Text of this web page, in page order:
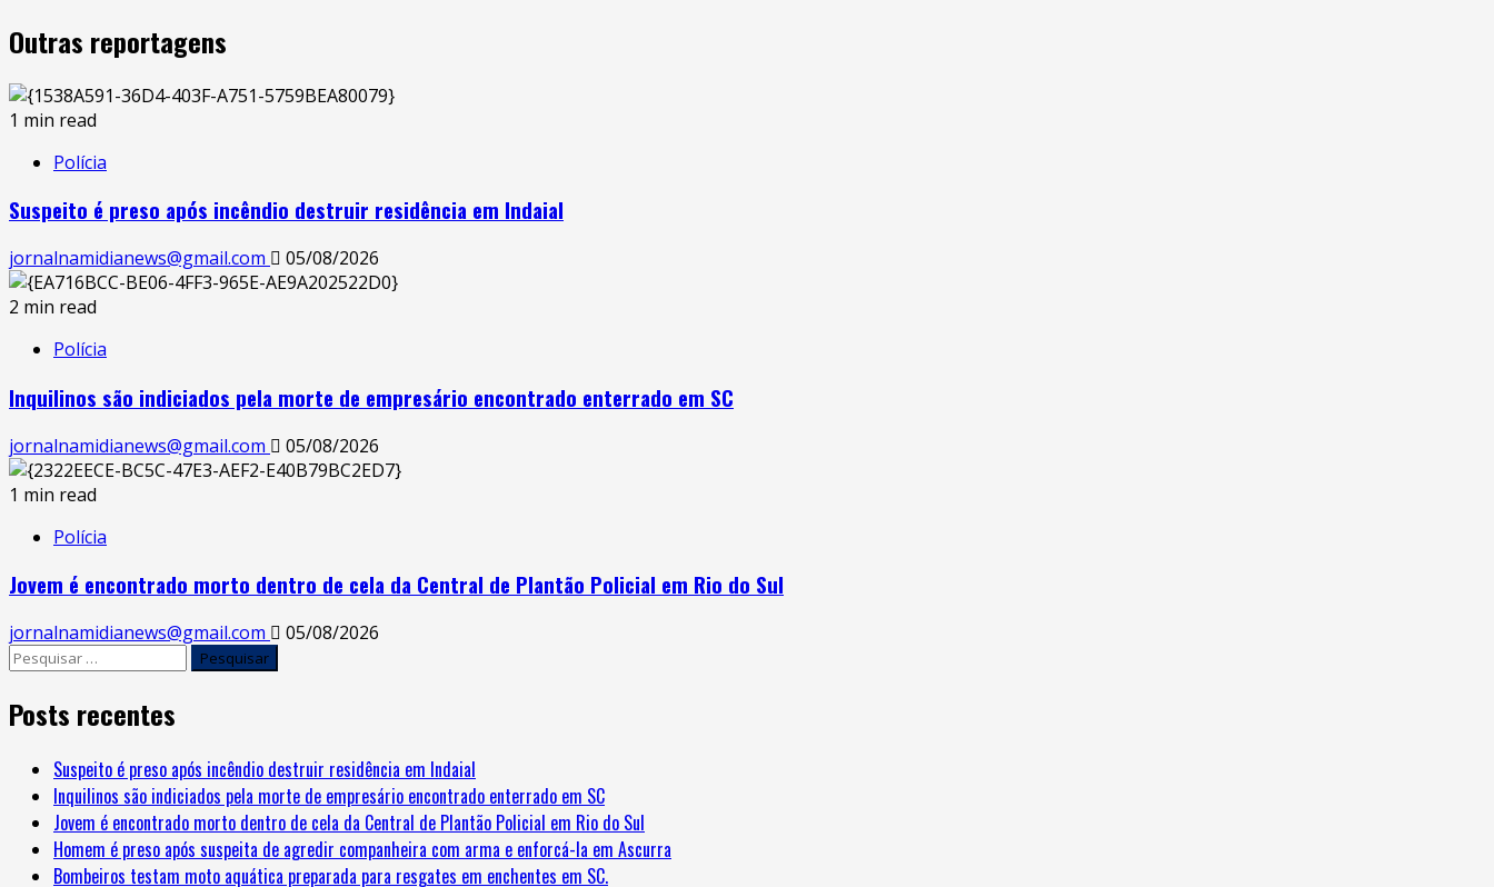
Outras reportagens
1 min read
Polícia
Suspeito é preso após incêndio destruir residência em Indaial
jornalnamidianews@gmail.com
05/08/2026
2 min read
Polícia
Inquilinos são indiciados pela morte de empresário encontrado enterrado em SC
jornalnamidianews@gmail.com
05/08/2026
1 min read
Polícia
Jovem é encontrado morto dentro de cela da Central de Plantão Policial em Rio do Sul
jornalnamidianews@gmail.com 05/08/2026
Posts recentes
Suspeito é preso após incêndio destruir residência em Indaial
Inquilinos são indiciados pela morte de empresário encontrado enterrado em SC
Jovem é encontrado morto dentro de cela da Central de Plantão Policial em Rio do Sul
Homem é preso após suspeita de agredir companheira com arma e enforcá-la em Ascurra
Bombeiros testam moto aquática preparada para resgates em enchentes em SC.